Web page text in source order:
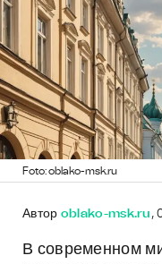
Foto: oblako-msk.ru
Автор oblako-msk.ru ,
В современном